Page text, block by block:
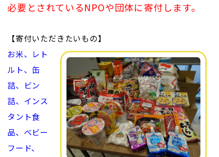
必要とされているNPOや団体に寄付します。
【寄付いただきたいもの】
お米、レト
ルト、缶
詰、ビン
詰、インス
タント食
品、ベビー
フード、